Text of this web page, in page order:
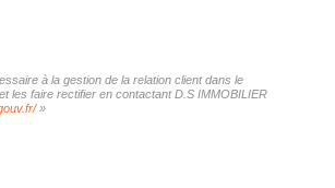
à la gestion de la relation client dans le
les faire rectifier en contactant D.S IMMOBILIER
»